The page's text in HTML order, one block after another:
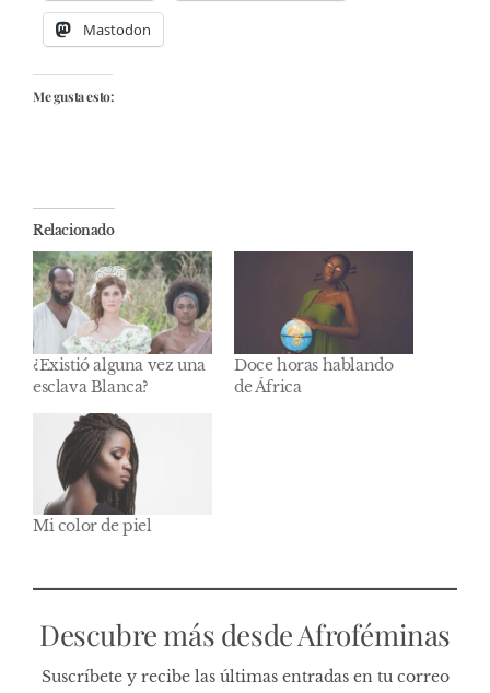
Mastodon
Me gusta esto:
Relacionado
¿Existió alguna vez una
esclava Blanca?
Doce horas hablando
de África
Mi color de piel
Descubre más desde Afroféminas
Suscríbete y recibe las últimas entradas en tu correo